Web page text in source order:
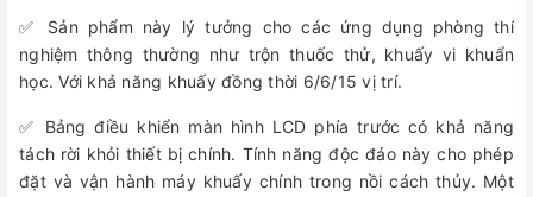
✅ Sản phẩm này lý tưởng cho các ứng dụng phòng thí
nghiệm thông thường như trộn thuốc thử, khuấy vi khuẩn
học. Với khả năng khuấy đồng thời 6/6/15 vị trí.
✅ Bảng điều khiển màn hình LCD phía trước có khả năng
tách rời khỏi thiết bị chính. Tính năng độc đáo này cho phép
đặt và vận hành máy khuấy chính trong nồi cách thủy. Một